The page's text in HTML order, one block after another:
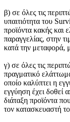
β) σε όλες τις
υπαιτιότητα του
προϊόντα κακής και
παραγγελίας, στην
κατά την μεταφορά,
γ) σε όλες τις
πραγματικό
οποίο καλύπτει η
εγγύηση έχει δοθεί
διάταξη προϊόντα
τον κατασκευαστή